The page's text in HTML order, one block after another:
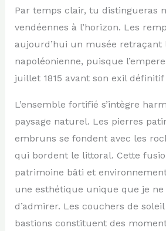
Par temps clair, tu distingueras
vendéennes à l’horizon. Les
aujourd’hui un musée retraçant
napoléonienne, puisque
juillet 1815 avant son exil
L’ensemble fortifié s’intègre
paysage naturel. Les pierres
embruns se fondent avec les
qui bordent le littoral. Cette
patrimoine bâti et
une esthétique unique que je ne
d’admirer. Les couchers de
bastions constituent des